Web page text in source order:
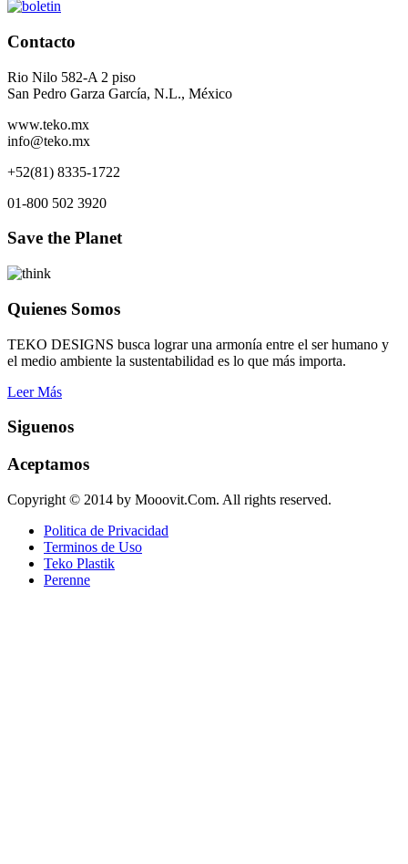
Contacto
Rio Nilo 582-A 2 piso
San Pedro Garza García, N.L., México
www.teko.mx
info@teko.mx
+52(81) 8335-1722
01-800 502 3920
Save the Planet
Quienes Somos
TEKO DESIGNS busca lograr una armonía entre el ser humano y
el medio ambiente la sustentabilidad es lo que más importa.
Leer Más
Siguenos
Aceptamos
Copyright © 2014 by Mooovit.Com. All rights reserved.
Politica de Privacidad
Terminos de Uso
Teko Plastik
Perenne